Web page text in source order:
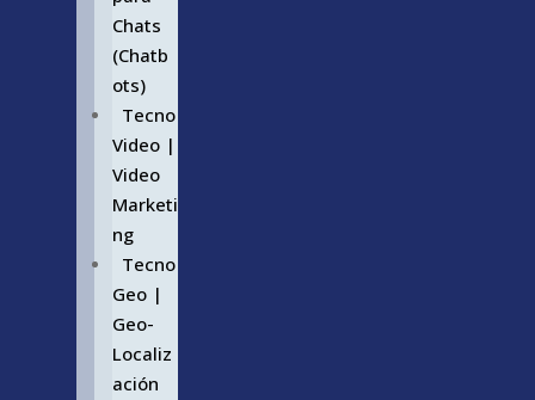
Chats
(Chatb
ots)
Tecno
Video |
Video
Marketi
ng
Tecno
Geo |
Geo-
Localiz
ación